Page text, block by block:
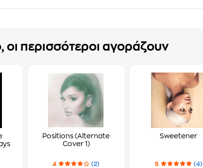
οι περισσότεροι αγοράζουν
Positions (Alternate
Cover 1)
4 (2)
Sweetener
5 (4)